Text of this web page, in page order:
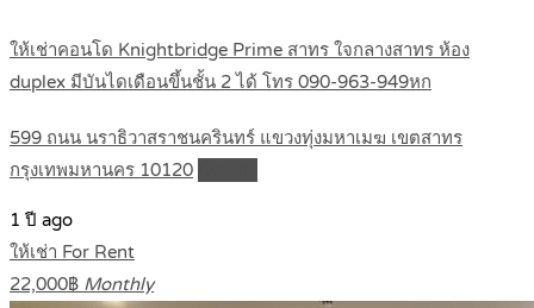
ให้เช่าคอนโด Knightbridge Prime สาทร ใจกลางสาทร ห้อง
duplex มีบันไดเดือนขึ้นชั้น 2 ได้ โทร 090-963-949หก
599 ถนน นราธิวาสราชนครินทร์ แขวงทุ่งมหาเมฆ เขตสาทร
กรุงเทพมหานคร 10120
1 ปี ago
ให้เช่า For Rent
22,000฿ Monthly